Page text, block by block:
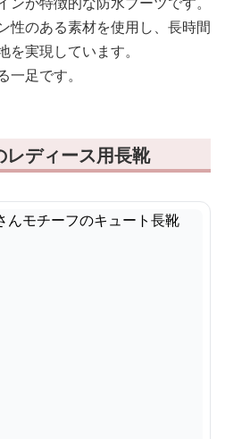
性のある素材を使用し、長時間
実現しています。
足です。
レディース用長靴